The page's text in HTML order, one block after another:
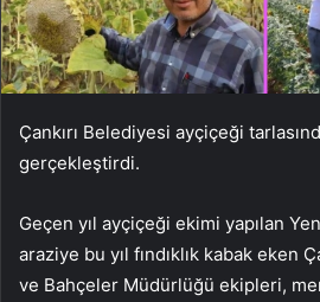
Çankırı Belediyesi ayçiçeği
gerçekleştirdi.
Geçen yıl ayçiçeği ekimi yapılan
araziye bu yıl fındıklık kabak eken
ve Bahçeler Müdürlüğü ekipleri,